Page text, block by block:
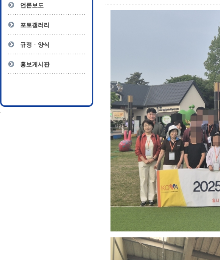
- 전문수련감독자
- 전문수련기관
언론보도
포토갤러리
규정ㆍ양식
홍보게시판